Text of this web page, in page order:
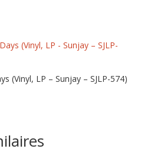
(Vinyl, LP – Sunjay – SJLP-574)